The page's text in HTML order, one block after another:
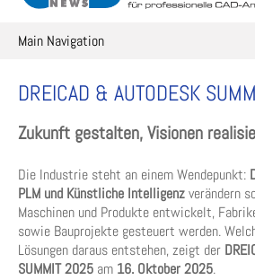
Main Navigation
DREICAD & AUTODESK
Zukunft gestalten, Visionen
Die Industrie steht an einem Wendepunkt:
PLM und Künstliche Intelligenzverändern
Maschinen und Produkte entwickelt,
sowie Bauprojekte gesteuert werden.
Lösungen daraus entstehen, zeigt der
SUMMIT 2025 am 16. Oktober 2025.